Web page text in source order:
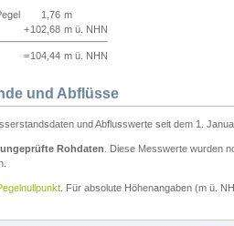
1,76 m
+102,68 m ü. NHN
=104,44 m ü. NHN
und Abflüsse
und Abflusswerte seit dem 1.
ungeprüfte Rohdaten . Diese Messwerte wurden
. Für absolute Höhenangaben (m ü.